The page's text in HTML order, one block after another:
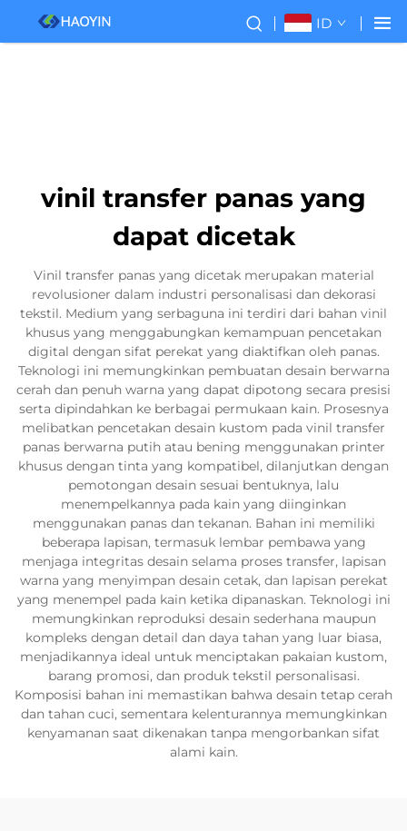
ID
vinil transfer panas yang
dapat dicetak
Vinil transfer panas yang dicetak merupakan material
revolusioner dalam industri personalisasi dan dekorasi
tekstil. Medium yang serbaguna ini terdiri dari bahan vinil
khusus yang menggabungkan kemampuan pencetakan
digital dengan sifat perekat yang diaktifkan oleh panas.
Teknologi ini memungkinkan pembuatan desain berwarna
cerah dan penuh warna yang dapat dipotong secara presisi
serta dipindahkan ke berbagai permukaan kain. Prosesnya
melibatkan pencetakan desain kustom pada vinil transfer
panas berwarna putih atau bening menggunakan printer
khusus dengan tinta yang kompatibel, dilanjutkan dengan
pemotongan desain sesuai bentuknya, lalu
menempelkannya pada kain yang diinginkan
menggunakan panas dan tekanan. Bahan ini memiliki
beberapa lapisan, termasuk lembar pembawa yang
menjaga integritas desain selama proses transfer, lapisan
warna yang menyimpan desain cetak, dan lapisan perekat
yang menempel pada kain ketika dipanaskan. Teknologi ini
memungkinkan reproduksi desain sederhana maupun
kompleks dengan detail dan daya tahan yang luar biasa,
menjadikannya ideal untuk menciptakan pakaian kustom,
barang promosi, dan produk tekstil personalisasi.
Komposisi bahan ini memastikan bahwa desain tetap cerah
dan tahan cuci, sementara kelenturannya memungkinkan
kenyamanan saat dikenakan tanpa mengorbankan sifat
alami kain.